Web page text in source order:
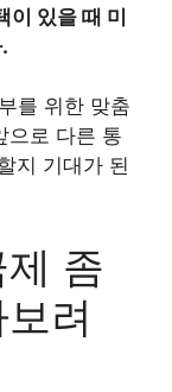
이 있을 때 미
를 위한 맞춤
으로 다른 통
지 기대가 된
좀
려